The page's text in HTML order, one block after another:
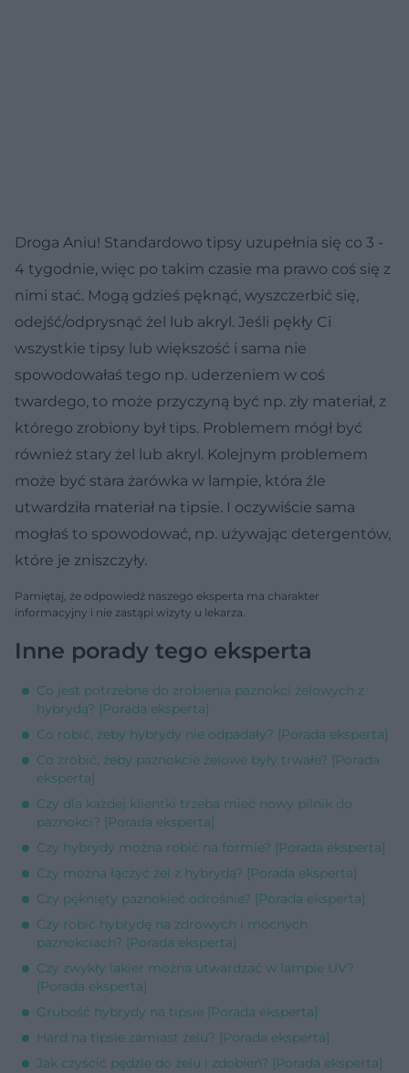
Droga Aniu! Standardowo tipsy uzupełnia się co 3 -
4 tygodnie, więc po takim czasie ma prawo coś się z
nimi stać. Mogą gdzieś pęknąć, wyszczerbić się,
odejść/odprysnąć żel lub akryl. Jeśli pękły Ci
wszystkie tipsy lub większość i sama nie
spowodowałaś tego np. uderzeniem w coś
twardego, to może przyczyną być np. zły materiał, z
którego zrobiony był tips. Problemem mógł być
również stary żel lub akryl. Kolejnym problemem
może być stara żarówka w lampie, która źle
utwardziła materiał na tipsie. I oczywiście sama
mogłaś to spowodować, np. używając detergentów,
które je zniszczyły.
Pamiętaj, że odpowiedź naszego eksperta ma charakter
informacyjny i nie zastąpi wizyty u lekarza.
Inne porady tego eksperta
Co jest potrzebne do zrobienia paznokci żelowych z
hybrydą? [Porada eksperta]
Co robić, żeby hybrydy nie odpadały? [Porada eksperta]
Co zrobić, żeby paznokcie żelowe były trwałe? [Porada
eksperta]
Czy dla każdej klientki trzeba mieć nowy pilnik do
paznokci? [Porada eksperta]
Czy hybrydy można robić na formie? [Porada eksperta]
Czy można łączyć żel z hybrydą? [Porada eksperta]
Czy pęknięty paznokieć odrośnie? [Porada eksperta]
Czy robić hybrydę na zdrowych i mocnych
paznokciach? [Porada eksperta]
Czy zwykły lakier można utwardzać w lampie UV?
[Porada eksperta]
Grubość hybrydy na tipsie [Porada eksperta]
Hard na tipsie zamiast żelu? [Porada eksperta]
Jak czyścić pędzle do żelu i zdobień? [Porada eksperta]